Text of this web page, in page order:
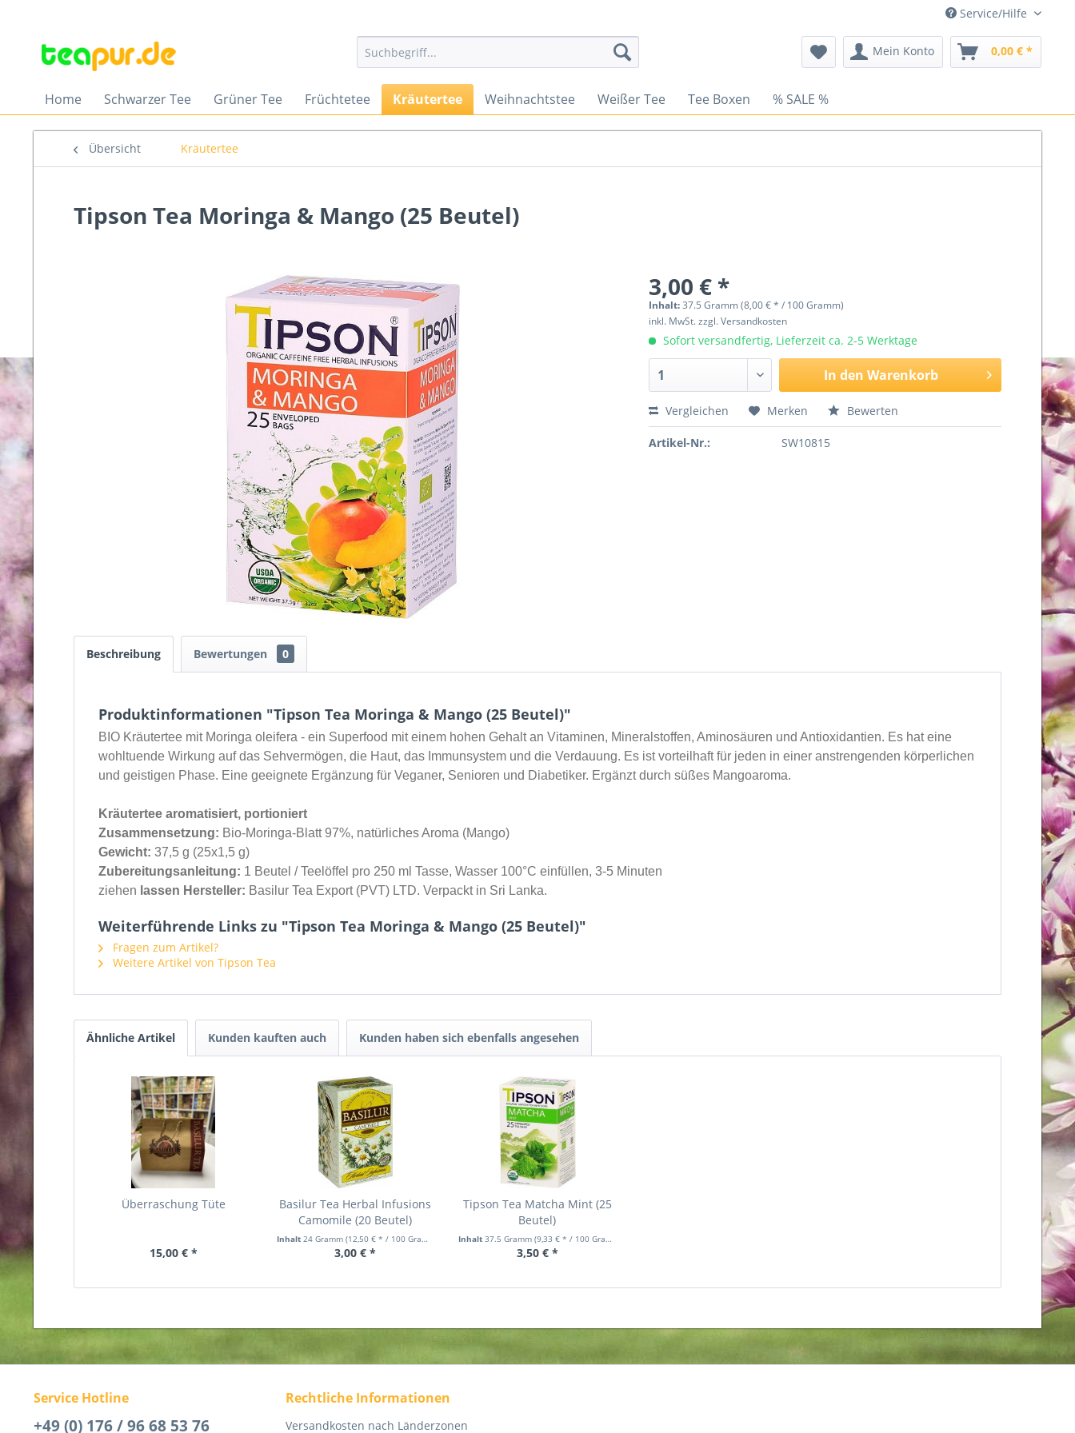
Service/Hilfe
Mein Konto 0,00 € *
Home Schwarzer Tee Grüner Tee Früchtetee Kräutertee Weihnachtstee Weißer Tee Tee Boxen % SALE %
Übersicht Kräutertee
Tipson Tea Moringa & Mango (25 Beutel)
3,00 € *
Inhalt:37.5 Gramm (8,00 € * / 100 Gramm)
inkl. MwSt.zzgl. Versandkosten
Sofort versandfertig, Lieferzeit ca. 2-5 Werktage
In den Warenkorb
Vergleichen Merken Bewerten
Artikel-Nr.: SW10815
Beschreibung Bewertungen 0
Produktinformationen "Tipson Tea Moringa & Mango (25 Beutel)"
BIO Kräutertee mit Moringa oleifera - ein Superfood mit einem hohen Gehalt an Vitaminen, Mineralstoffen, Aminosäuren und Antioxidantien. Es hat eine
wohltuende Wirkung auf das Sehvermögen, die Haut, das Immunsystem und die Verdauung. Es ist vorteilhaft für jeden in einer anstrengenden körperlichen
und geistigen Phase. Eine geeignete Ergänzung für Veganer, Senioren und Diabetiker. Ergänzt durch süßes Mangoaroma.
Kräutertee aromatisiert, portioniert
Zusammensetzung: Bio-Moringa-Blatt 97%, natürliches Aroma (Mango)
Gewicht: 37,5 g (25x1,5 g)
Zubereitungsanleitung: 1 Beutel / Teelöffel pro 250 ml Tasse, Wasser 100°C einfüllen, 3-5 Minuten
ziehen lassen Hersteller: Basilur Tea Export (PVT) LTD. Verpackt in Sri Lanka.
Weiterführende Links zu "Tipson Tea Moringa & Mango (25 Beutel)"
Fragen zum Artikel?
Weitere Artikel von Tipson Tea
Ähnliche Artikel Kunden kauften auch Kunden haben sich ebenfalls angesehen
Überraschung Tüte
15,00 € *
Basilur Tea Herbal Infusions
Camomile (20 Beutel)
Inhalt 24 Gramm (12,50 € * / 100 Gramm)
3,00 € *
Tipson Tea Matcha Mint (25
Beutel)
Inhalt37.5 Gramm(9,33 € * / 100 Gramm)
3,50 € *
Service Hotline
+49 (0) 176 / 96 68 53 76
Rechtliche Informationen
Versandkosten nach Länderzonen